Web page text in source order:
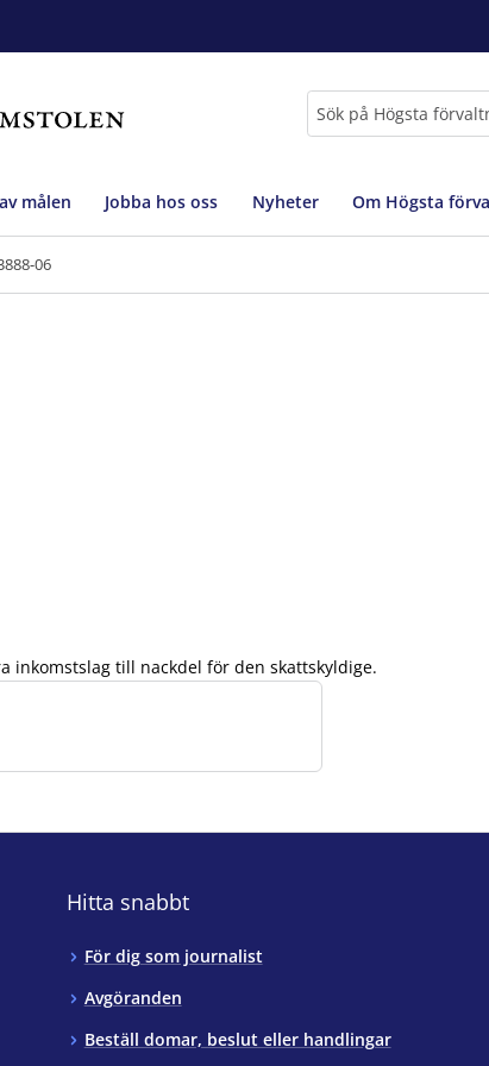
målen Jobba hos oss Nyheter Om Högsta
06
inkomstslag till nackdel för den skattskyldige.
Hitta snabbt
För dig som journalist
Avgöranden
Beställ domar, beslut eller handlingar